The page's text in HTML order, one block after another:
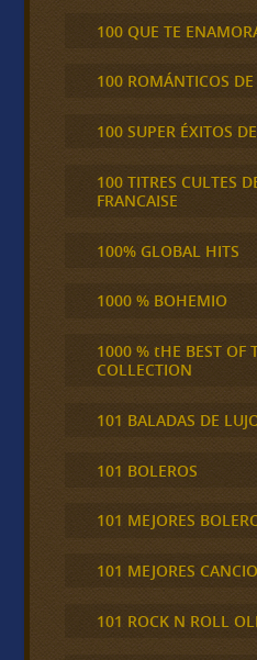
100 QUE TE
100 ROMÁNTICOS DE
100 SUPER ÉXITOS
100 TITRES CULTES
FRANCAISE
100% GLOBAL HITS
1000 % BOHEMIO
1000 % tHE BEST OF
COLLECTION
101 BALADAS DE
101 BOLEROS
101 MEJORES
101 MEJORES
101 ROCK N ROLL